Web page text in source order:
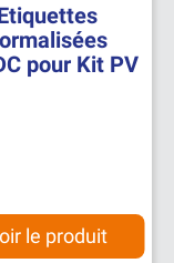
pour Kit PV
le produit